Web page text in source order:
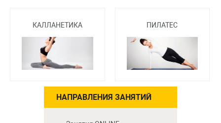
КАЛЛАНЕТИКА ПИЛАТЕС
НАПРАВЛЕНИЯ ЗАНЯТИЙ